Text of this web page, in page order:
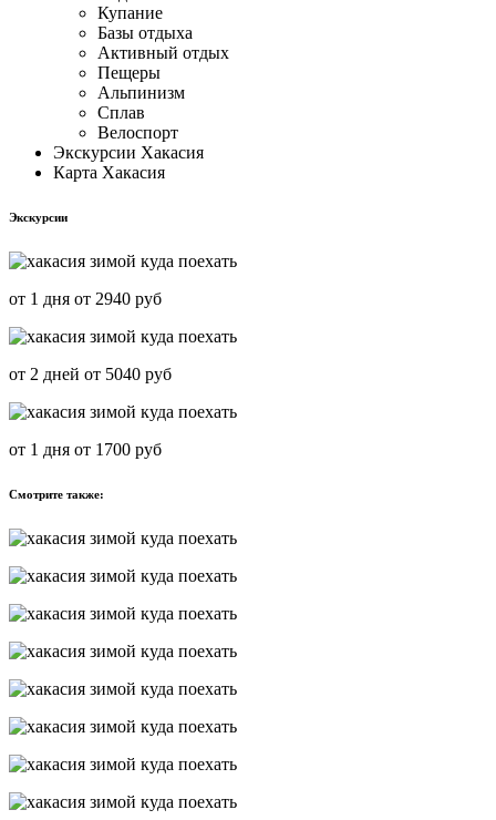
Купание
Базы отдыха
Активный отдых
Пещеры
Альпинизм
Сплав
Велоспорт
Экскурсии Хакасия
Карта Хакасия
Экскурсии
от 1 дня от 2940 руб
от 2 дней от 5040 руб
от 1 дня от 1700 руб
Смотрите также: